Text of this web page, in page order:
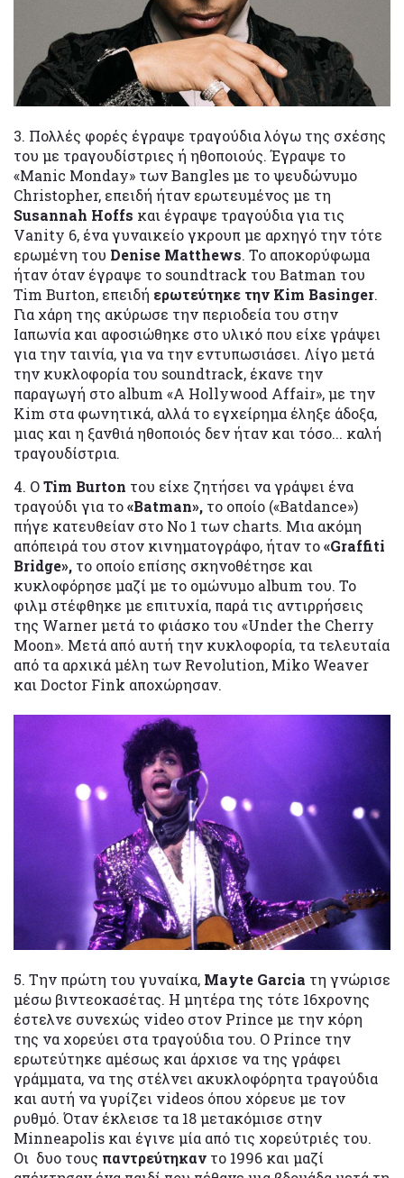
3. Πολλές φορές έγραψε τραγούδια λόγω της σχέσης
του με τραγουδίστριες ή ηθοποιούς. Έγραψε το
«Manic Monday» των Bangles με το ψευδώνυμο
Christopher, επειδή ήταν ερωτευμένος με τη
Susannah Hoffs και έγραψε τραγούδια για τις
Vanity 6, ένα γυναικείο γκρουπ με αρχηγό την τότε
ερωμένη του Denise Matthews. Το αποκορύφωμα
ήταν όταν έγραψε το soundtrack του Batman του
Tim Burton, επειδή ερωτεύτηκε την Kim Basinger.
Για χάρη της ακύρωσε την περιοδεία του στην
Ιαπωνία και αφοσιώθηκε στο υλικό που είχε γράψει
για την ταινία, για να την εντυπωσιάσει. Λίγο μετά
την κυκλοφορία του soundtrack, έκανε την
παραγωγή στο album «A Hollywood Affair», με την
Kim στα φωνητικά, αλλά το εγχείρημα έληξε άδοξα,
μιας και η ξανθιά ηθοποιός δεν ήταν και τόσο... καλή
τραγουδίστρια.
4. ΟTim Burton του είχε ζητήσει να γράψει ένα
τραγούδι για το«Batman», το οποίο («Batdance»)
πήγε κατευθείαν στο Νο 1 των charts. Μια ακόμη
απόπειρά του στον κινηματογράφο, ήταν το«Graffiti
Bridge», το οποίο επίσης σκηνοθέτησε και
κυκλοφόρησε μαζί με το ομώνυμο album του. Το
φιλμ στέφθηκε με επιτυχία, παρά τις αντιρρήσεις
της Warner μετά το φιάσκο του «Under the Cherry
Moon». Μετά από αυτή την κυκλοφορία, τα τελευταία
από τα αρχικά μέλη των Revolution, Miko Weaver
και Doctor Fink αποχώρησαν.
5. Την πρώτη του γυναίκα, Mayte Garcia τη γνώρισε
μέσω βιντεοκασέτας. Η μητέρα της τότε 16χρονης
έστελνε συνεχώς video στον Prince με την κόρη
της να χορεύει στα τραγούδια του. Ο Prince την
ερωτεύτηκε αμέσως και άρχισε να της γράφει
γράμματα, να της στέλνει ακυκλοφόρητα τραγούδια
και αυτή να γυρίζει videos όπου χόρευε με τον
ρυθμό. Όταν έκλεισε τα 18 μετακόμισε στην
Minneapolis και έγινε μία από τις χορεύτριές του.
Οι δυο τους παντρεύτηκαν το 1996 και μαζί